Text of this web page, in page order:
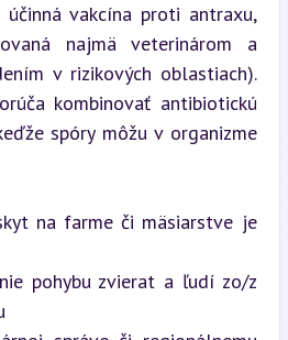
vakcína proti antraxu,
najmä veterinárom a
v rizikových oblastiach).
kombinovať antibiotickú
spóry môžu v organizme
na farme či mäsiarstve je
pohybu zvierat a ľudí zo/z